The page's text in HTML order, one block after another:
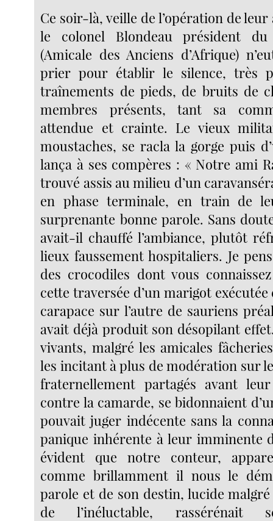
Ce soir-là, veille de l’opération de
le colonel Blondeau président
(Amicale des Anciens d’Afrique)
prier pour établir le silence, très
traînements de pieds, de bruits de
membres présents, tant sa
attendue et crainte. Le vieux
moustaches, se racla la gorge puis
lança à ses compères : « Notre ami
trouvé assis au milieu d’un
en phase terminale, en train de
surprenante bonne parole. Sans
avait-il chauffé l’ambiance, plutôt
lieux faussement hospitaliers. Je
des crocodiles dont vous
cette traversée d’un marigot exécutée
carapace sur l’autre de sauriens
avait déjà produit son désopilant
vivants, malgré les amicales
les incitant à plus de modération sur
fraternellement partagés avant
contre la camarde, se bidonnaient
pouvait juger indécente sans la
panique inhérente à leur imminente
évident que notre conteur,
comme brillamment il nous le
parole et de son destin, lucide malgré
de l’inéluctable, rassérénait